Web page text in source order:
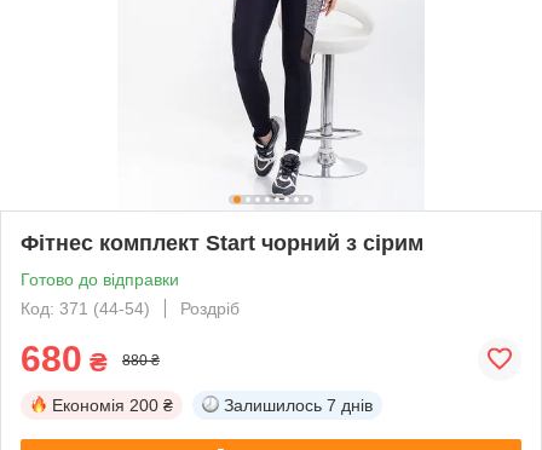
Фітнес комплект Start чорний з сірим
Готово до відправки
Код: 371 (44-54)
Роздріб
680 ₴ 880 ₴
Економія 200 ₴ Залишилось 7 днів